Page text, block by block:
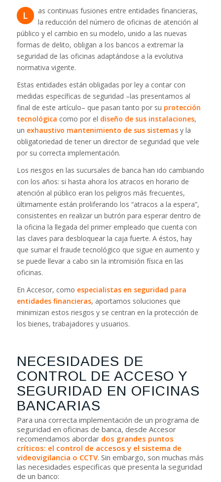
L
as continuas fusiones entre entidades financieras,
la reducción del número de oficinas de atención al
público y el cambio en su modelo, unido a las nuevas
formas de delito, obligan a los bancos a extremar la
seguridad de las oficinas adaptándose a la evolutiva
normativa vigente.
Estas entidades están obligadas por ley a contar con
medidas específicas de seguridad –las presentamos al
final de este artículo– que pasan tanto por su protección
tecnológica como por el diseño de sus instalaciones,
un exhaustivo mantenimiento de sus sistemasy la
obligatoriedad de tener un director de seguridad que vele
por su correcta implementación.
Los riesgos en las sucursales de banca han ido cambiando
con los años: si hasta ahora los atracos en horario de
atención al público eran los peligros más frecuentes,
últimamente están proliferando los “atracos a la espera”,
consistentes en realizar un butrón para esperar dentro de
la oficina la llegada del primer empleado que cuenta con
las claves para desbloquear la caja fuerte. A éstos, hay
que sumar el fraude tecnológico que sigue en aumento y
se puede llevar a cabo sin la intromisión física en las
oficinas.
En Accesor, como especialistas en seguridad para
entidades financieras, aportamos soluciones que
minimizan estos riesgos y se centran en la protección de
los bienes, trabajadores y usuarios.
NECESIDADES DE
CONTROL DE ACCESO Y
SEGURIDAD EN OFICINAS
BANCARIAS
Para una correcta implementación de un programa de
seguridad en oficinas de banca, desde Accesor
recomendamos abordar dos grandes puntos
críticos: el control de accesos y el sistema de
videovigilancia o CCTV. Sin embargo, son muchas más
las necesidades especificas que presenta la seguridad
de un banco: